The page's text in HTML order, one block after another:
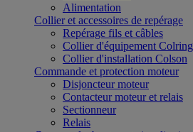
Alimentation
Collier et accessoires de repérage
Repérage fils et câbles
Collier d'équipement Colring
Collier d'installation Colson
Commande et protection moteur
Disjoncteur moteur
Contacteur moteur et relais
Sectionneur
Relais